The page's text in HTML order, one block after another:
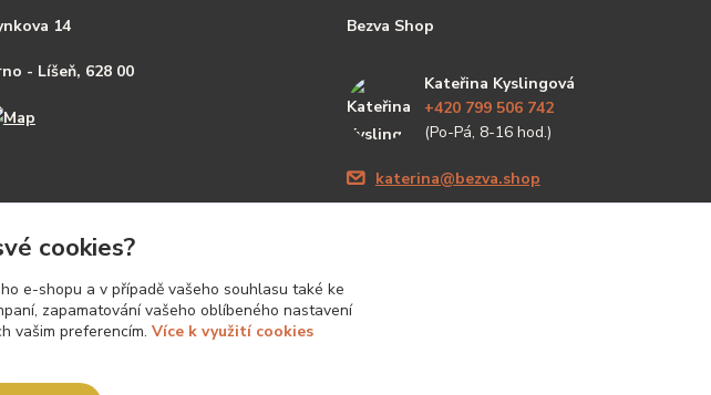
14
- Líšeň, 628 00
Bezva Shop
Kateřina Kyslingová
+420 799 506 742
(Po-Pá, 8-16 hod.)
katerina@bezva.shop
cookies?
e-shopu a v případě vašeho souhlasu také ke
zapamatování vašeho oblíbeného nastavení
vašim preferencím. Více k využití cookies